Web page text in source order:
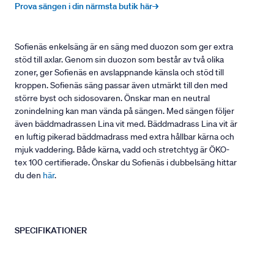
Prova sängen i din närmsta butik här→
Sofienäs enkelsäng är en säng med duozon som ger extra
stöd till axlar. Genom sin duozon som består av två olika
zoner, ger Sofienäs en avslappnande känsla och stöd till
kroppen. Sofienäs säng passar även utmärkt till den med
större byst och sidosovaren. Önskar man en neutral
zonindelning kan man vända på sängen. Med sängen följer
även bäddmadrassen Lina vit med. Bäddmadrass Lina vit är
en luftig pikerad bäddmadrass med extra hållbar kärna och
mjuk vaddering. Både kärna, vadd och stretchtyg är ÖKO-
tex 100 certifierade. Önskar du Sofienäs i dubbelsäng hittar
du den här.
SPECIFIKATIONER